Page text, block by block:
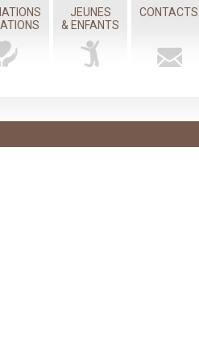
JEUNES
& ENFANTS
CONTACTS